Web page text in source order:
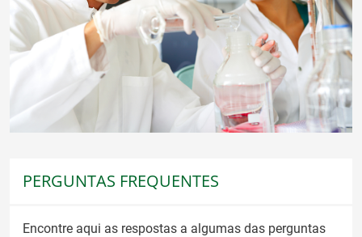
PERGUNTAS FREQUENTES
Encontre aqui as respostas a algumas das perguntas